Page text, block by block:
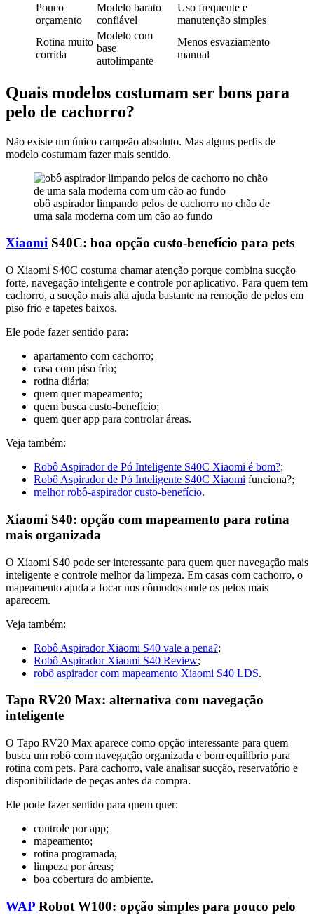
Pouco
orçamento
Modelo barato
confiável
Uso frequente e
manutenção simples
Rotina muito
corrida
Modelo com
base
autolimpante
Menos esvaziamento
manual
Quais modelos costumam ser bons para
pelo de cachorro?
Não existe um único campeão absoluto. Mas alguns perfis de
modelo costumam fazer mais sentido.
obô aspirador limpando pelos de cachorro no chão de
uma sala moderna com um cão ao fundo
Xiaomi S40C: boa opção custo-benefício para pets
O Xiaomi S40C costuma chamar atenção porque combina sucção
forte, navegação inteligente e controle por aplicativo. Para quem tem
cachorro, a sucção mais alta ajuda bastante na remoção de pelos em
piso frio e tapetes baixos.
Ele pode fazer sentido para:
apartamento com cachorro;
casa com piso frio;
rotina diária;
quem quer mapeamento;
quem busca custo-benefício;
quem quer app para controlar áreas.
Veja também:
Robô Aspirador de Pó Inteligente S40C Xiaomi é bom?;
Robô Aspirador de Pó Inteligente S40C Xiaomi funciona?;
melhor robô-aspirador custo-benefício.
Xiaomi S40: opção com mapeamento para rotina
mais organizada
O Xiaomi S40 pode ser interessante para quem quer navegação mais
inteligente e controle melhor da limpeza. Em casas com cachorro, o
mapeamento ajuda a focar nos cômodos onde os pelos mais
aparecem.
Veja também:
Robô Aspirador Xiaomi S40 vale a pena?;
Robô Aspirador Xiaomi S40 Review;
robô aspirador com mapeamento Xiaomi S40 LDS.
Tapo RV20 Max: alternativa com navegação
inteligente
O Tapo RV20 Max aparece como opção interessante para quem
busca um robô com navegação organizada e bom equilíbrio para
rotina com pets. Para cachorro, vale analisar sucção, reservatório e
disponibilidade de peças antes da compra.
Ele pode fazer sentido para quem quer:
controle por app;
mapeamento;
rotina programada;
limpeza por áreas;
boa cobertura do ambiente.
WAP Robot W100: opção simples para pouco pelo